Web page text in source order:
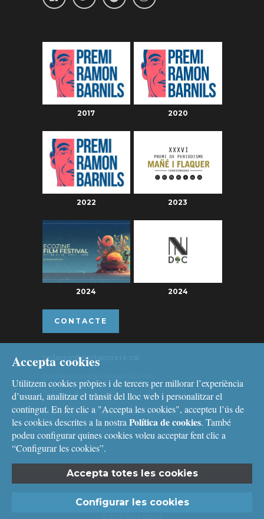
2017 2020
2022 2023
2024 2024
CONTACTE
redaccio@portaenrere.cat
Telèfon: 626 26 19 93
Missatgeria: Whatsapp, Telegram i Signal
Avís legaliPolítica de cookies
Accepta cookies
Utilitzem cookies pròpies i de tercers per millorar l’experiència
d’usuari, analitzar el trànsit del lloc web i personalitzar el
contingut. En fer clic a "Accepta les cookies", accepteu l’ús de
les cookies descrites a la nostra Política de cookies. També
podeu configurar quines cookies voleu acceptar fent clic a
“Configurar les cookies”.
Accepta totes les cookies
Configurar les cookies